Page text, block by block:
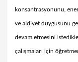
konsantrasyonunu,
ve aidiyet duygusunu
devam etmesini
çalışmaları için